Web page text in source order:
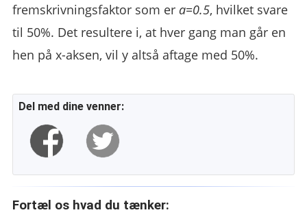
fremskrivningsfaktor som era=0.5, hvilket svare
til 50%. Det resultere i, at hver gang man går en
hen på x-aksen, vil y altså aftage med 50%.
Del med dine venner:
Fortæl os hvad du tænker: